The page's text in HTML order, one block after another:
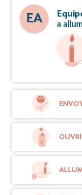
EA
a